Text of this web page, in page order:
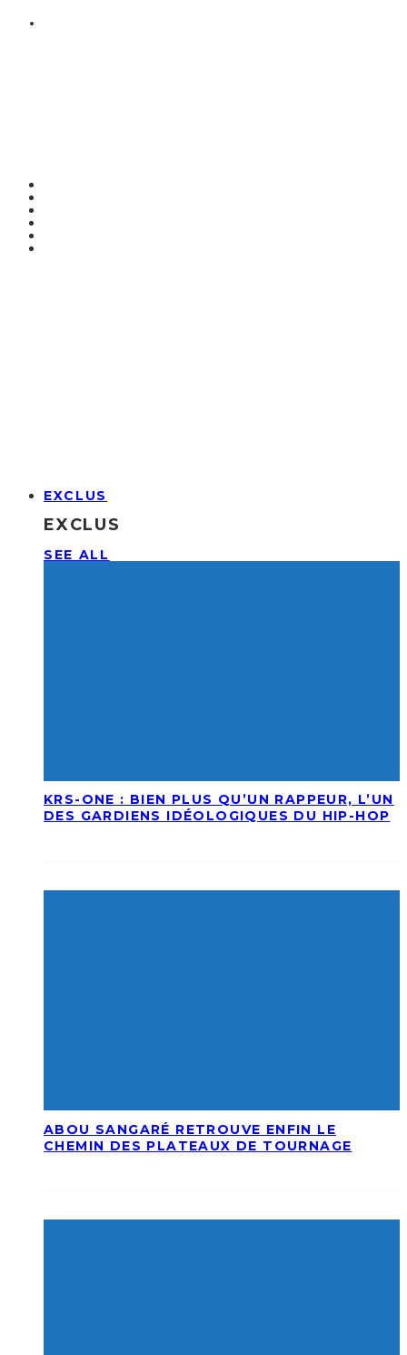
EXCLUS
EXCLUS
SEE ALL
KRS-ONE : BIEN PLUS QU’UN RAPPEUR, L’UN
DES GARDIENS IDÉOLOGIQUES DU HIP-HOP
ABOU SANGARÉ RETROUVE ENFIN LE
CHEMIN DES PLATEAUX DE TOURNAGE